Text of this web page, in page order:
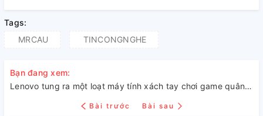
Tags:
MRCAU
TINCONGNGHE
Bạn đang xem:
Lenovo tung ra một loạt máy tính xách tay chơi game quân đoàn mới
Bài trước Bài sau